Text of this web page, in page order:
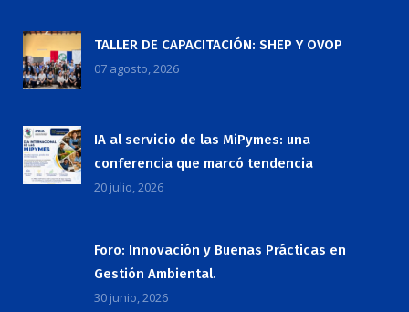
TALLER DE CAPACITACIÓN: SHEP Y OVOP
07 agosto, 2026
IA al servicio de las MiPymes: una
conferencia que marcó tendencia
20 julio, 2026
Foro: Innovación y Buenas Prácticas en
Gestión Ambiental.
30 junio, 2026